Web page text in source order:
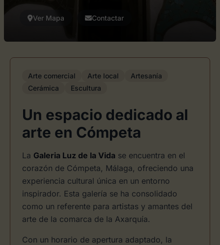
Ver Mapa Contactar
Arte comercial Arte local
Artesanía
Cerámica
Escultura
Un espacio dedicado al
arte en Cómpeta
La Galeria Luz de la Vida se encuentra en el
corazón de Cómpeta, Málaga, ofreciendo una
experiencia cultural única en un entorno
inspirador. Esta galería se ha consolidado
como un referente para artistas y amantes del
arte de la comarca de la Axarquía.
Con un horario de apertura adaptado, la